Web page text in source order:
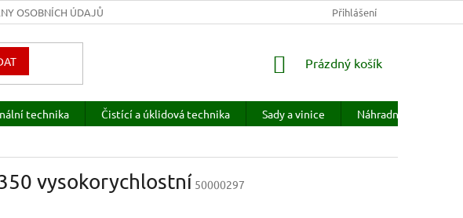
OSOBNÍCH ÚDAJŮ PRODÁVANÉ ZNAČKY
Přihlášení
NÁKUPNÍ
Prázdný košík
technika Čistící a úklidová technika Sady a vinice Náhradní díly
vysokorychlostní 50000297